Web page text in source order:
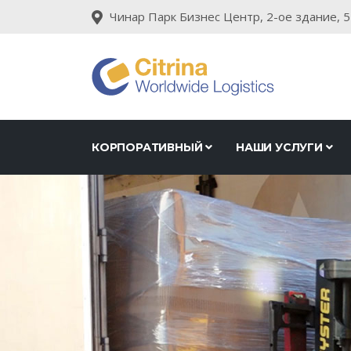
Чинар Парк Бизнес Центр, 2-ое здание,
КОРПОРАТИВНЫЙ НАШИ УСЛУГИ